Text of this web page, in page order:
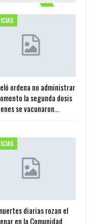
ordena no administrar
la segunda dosis
se vacunaron…
diarias rozan el
en la Comunidad